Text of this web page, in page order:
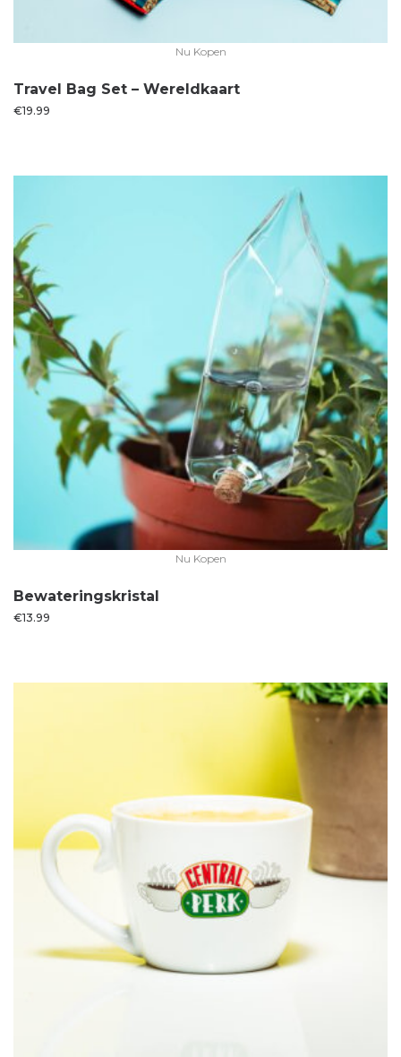
Nu Kopen
Travel Bag Set – Wereldkaart
€19.99
Nu Kopen
Bewateringskristal
€13.99